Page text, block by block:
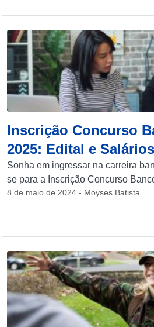
Inscrição Concurso
2025: Edital e Salários
Sonha em ingressar na carreira
se para a Inscrição Concurso
8 de maio de 2024 - Moyses Batista